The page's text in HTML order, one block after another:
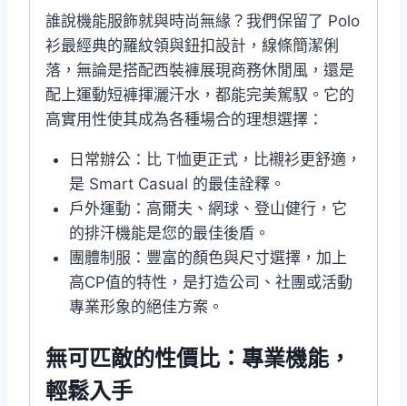
誰說機能服飾就與時尚無緣？我們保留了 Polo
衫最經典的羅紋領與鈕扣設計，線條簡潔俐
落，無論是搭配西裝褲展現商務休閒風，還是
配上運動短褲揮灑汗水，都能完美駕馭。它的
高實用性使其成為各種場合的理想選擇：
日常辦公：比 T恤更正式，比襯衫更舒適，
是 Smart Casual 的最佳詮釋。
戶外運動：高爾夫、網球、登山健行，它
的排汗機能是您的最佳後盾。
團體制服：豐富的顏色與尺寸選擇，加上
高CP值的特性，是打造公司、社團或活動
專業形象的絕佳方案。
無可匹敵的性價比：專業機能，
輕鬆入手